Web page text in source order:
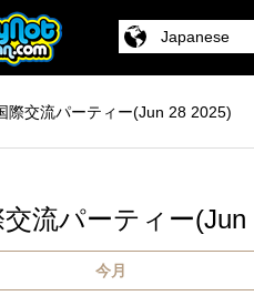
際交流パーティー(Jun 28 2025)
交流パーティー(Jun
今月